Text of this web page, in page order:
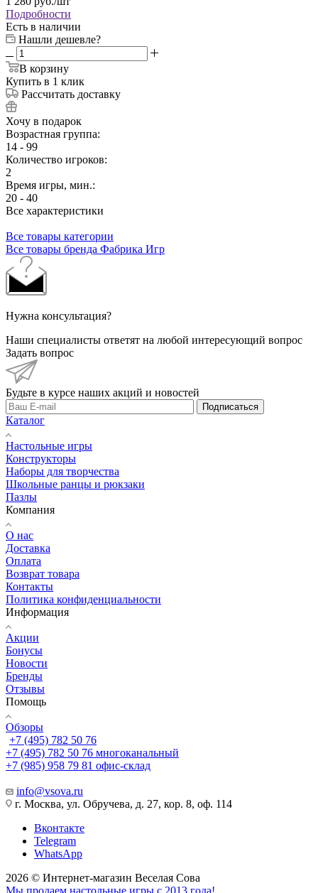
Подробности
Есть в наличии
Нашли дешевле?
В корзину
Купить в 1 клик
Рассчитать доставку
Хочу в подарок
Возрастная группа:
14 - 99
Количество игроков:
2
Время игры, мин.:
20 - 40
Все характеристики
Все товары категории
Все товары бренда Фабрика Игр
Нужна консультация?
Наши специалисты ответят на любой интересующий вопрос
Задать вопрос
Будьте в курсе наших акций и новостей
Подписаться
Каталог
Настольные игры
Конструкторы
Наборы для творчества
Школьные ранцы и рюкзаки
Пазлы
Компания
О нас
Доставка
Оплата
Возврат товара
Контакты
Политика конфиденциальности
Информация
Акции
Бонусы
Новости
Бренды
Отзывы
Помощь
Обзоры
+7 (495) 782 50 76
+7 (495) 782 50 76 многоканальный
+7 (985) 958 79 81 офис-склад
info@vsova.ru
г. Москва, ул. Обручева, д. 27, кор. 8, оф. 114
Вконтакте
Telegram
WhatsApp
2026 © Интернет-магазин Веселая Сова
Мы продаем настольные игры с 2013 года!